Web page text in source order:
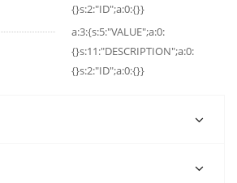
{}s:2:"ID";a:0:{}}
a:3:{s:5:"VALUE";a:0:
{}s:11:"DESCRIPTION";a:0:
{}s:2:"ID";a:0:{}}